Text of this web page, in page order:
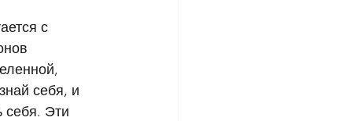
с
себя, и
себя. Эти